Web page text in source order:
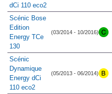
dCi 110 eco2
Scénic Bose
Edition
Energy TCe
130
(03/2014 - 10/2016)
Scénic
Dynamique
Energy dCi
110 eco2
(05/2013 - 06/2014)